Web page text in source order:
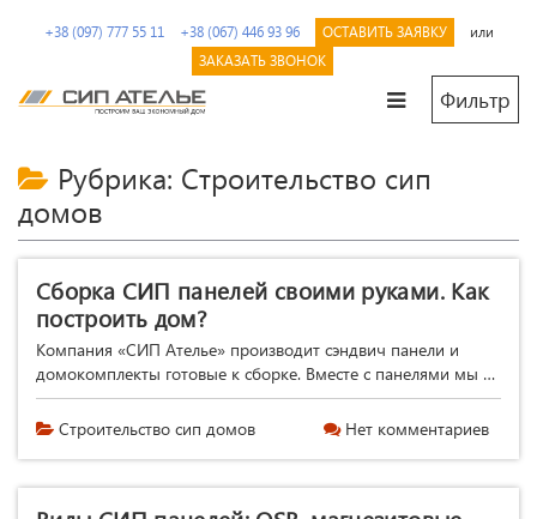
+38 (097) 777 55 11 +38 (067) 446 93 96 ОСТАВИТЬ ЗАЯВКУ
или
ЗАКАЗАТЬ ЗВОНОК
и
дома
из
SIP
производителя
Фильтр
Рубрика: Строительство сип
домов
Сборка СИП панелей своими руками. Как
построить дом?
Компания «СИП Ателье» производит сэндвич панели и
домокомплекты готовые к сборке. Вместе с панелями мы …
Строительство сип домов Нет комментариев